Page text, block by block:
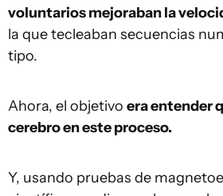
voluntarios mejoraban la
la que tecleaban secuencias
tipo.
Ahora, el objetivo era entender
cerebro en este proceso.
Y, usando pruebas de